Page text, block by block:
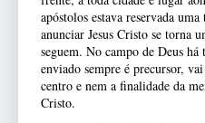
apóstolos estava reservada
anunciar Jesus Cristo se torna
seguem. No campo de Deus
enviado sempre é precursor,
centro e nem a finalidade da
Cristo.